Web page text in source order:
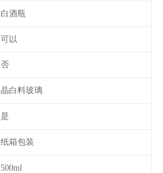
白酒瓶
可以
否
晶白料玻璃
是
纸箱包装
500ml